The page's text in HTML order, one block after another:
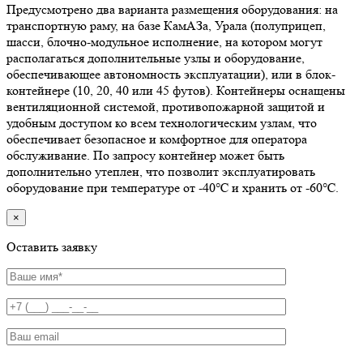
Предусмотрено два варианта размещения оборудования: на
транспортную раму, на базе КамАЗа, Урала (полуприцеп,
шасси, блочно-модульное исполнение, на котором могут
располагаться дополнительные узлы и оборудование,
обеспечивающее автономность эксплуатации), или в блок-
контейнере (10, 20, 40 или 45 футов). Контейнеры оснащены
вентиляционной системой, противопожарной защитой и
удобным доступом ко всем технологическим узлам, что
обеспечивает безопасное и комфортное для оператора
обслуживание. По запросу контейнер может быть
дополнительно утеплен, что позволит эксплуатировать
оборудование при температуре от -40℃ и хранить от -60℃.
×
Оставить заявку